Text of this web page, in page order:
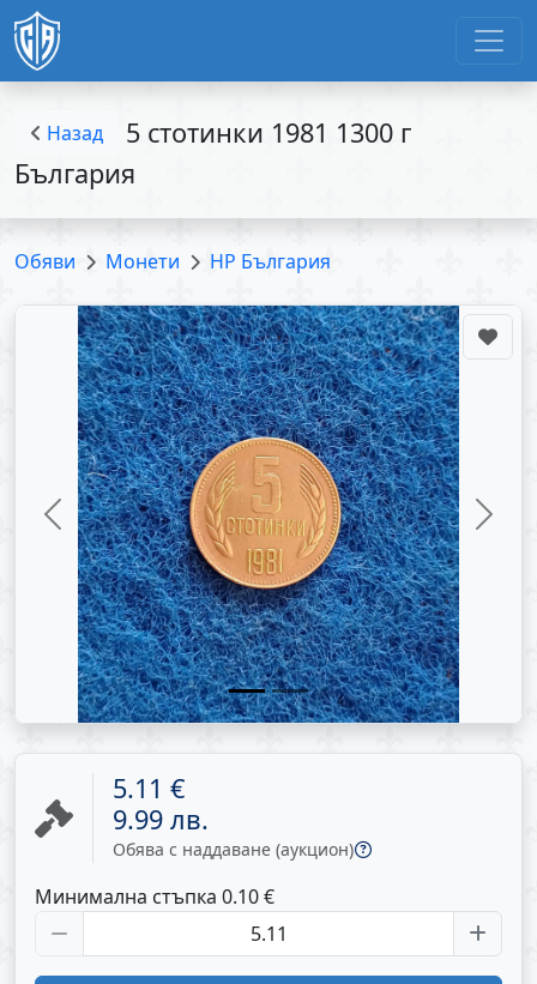
Назад
5 стотинки 1981 1300 г
България
Обяви Монети НР България
Previous Next
5.11 €
9.99 лв.
Обява с наддаване (аукцион)
Минимална стъпка 0.10 €